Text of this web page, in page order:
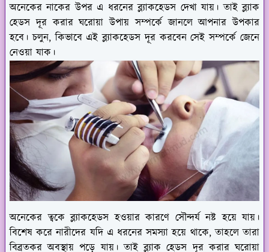
অনেকের নাকের উপর এ ধরনের ব্ল্যাকহেডস দেখা যায়। তাই ব্ল্যাক
হেডস দূর করার ঘরোয়া উপায় সম্পর্কে জানলে আপনার উপকার
হবে। চলুন, কিভাবে এই ব্ল্যাকহেডস দূর করবেন সেই সম্পর্কে জেনে
নেওয়া যাক।
অনেকের ত্বকে ব্ল্যাকহেডস হওয়ার কারণে সৌন্দর্য নষ্ট হয়ে যায়।
বিশেষ করে নারীদের যদি এ ধরনের সমস্যা হয়ে থাকে, তাহলে তারা
বিব্রতকর অবস্থায় পড়ে যায়। তাই ব্ল্যাক হেডস দূর করার ঘরোয়া